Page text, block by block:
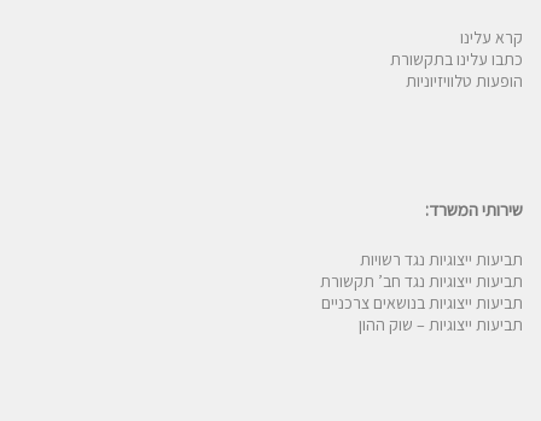
קרא עלינו
כתבו עלינו בתקשורת
הופעות טלוויזיוניות
שירותי המשרד:
תביעות ייצוגיות נגד רשויות
תביעות ייצוגיות נגד חב’ תקשורת
תביעות ייצוגיות בנושאים צרכניים
תביעות ייצוגיות – שוק ההון